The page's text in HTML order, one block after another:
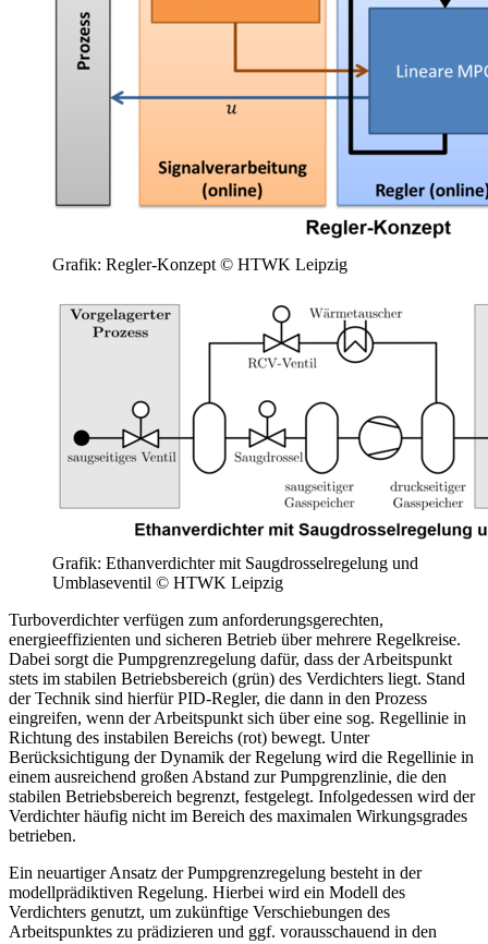
Grafik: Regler-Konzept © HTWK Leipzig
Grafik: Ethanverdichter mit Saugdrosselregelung und
Umblaseventil © HTWK Leipzig
Turboverdichter verfügen zum anforderungsgerechten,
energieeffizienten und sicheren Betrieb über mehrere Regelkreise.
Dabei sorgt die Pumpgrenzregelung dafür, dass der Arbeitspunkt
stets im stabilen Betriebsbereich (grün) des Verdichters liegt. Stand
der Technik sind hierfür PID-Regler, die dann in den Prozess
eingreifen, wenn der Arbeitspunkt sich über eine sog. Regellinie in
Richtung des instabilen Bereichs (rot) bewegt. Unter
Berücksichtigung der Dynamik der Regelung wird die Regellinie in
einem ausreichend großen Abstand zur Pumpgrenzlinie, die den
stabilen Betriebsbereich begrenzt, festgelegt. Infolgedessen wird der
Verdichter häufig nicht im Bereich des maximalen Wirkungsgrades
betrieben.
Ein neuartiger Ansatz der Pumpgrenzregelung besteht in der
modellprädiktiven Regelung. Hierbei wird ein Modell des
Verdichters genutzt, um zukünftige Verschiebungen des
Arbeitspunktes zu prädizieren und ggf. vorausschauend in den